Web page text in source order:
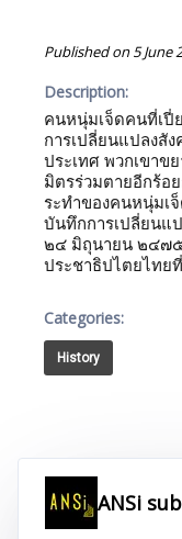
Published on 5 June
Description:
คนหนุ่มเจ็ดคนที่เปี่
การเปลี่ยนแปลงสั
ประเทศ พวกเขาข
มิตรร่วมตายอีกร้อ
ระทำของคนหนุ่มเ
บันทึกการเปลี่ยนแ
๒๔ มิถุนายน ๒๔๗๕
ประชาธิปไตยไทย
Categories:
History
ANSi